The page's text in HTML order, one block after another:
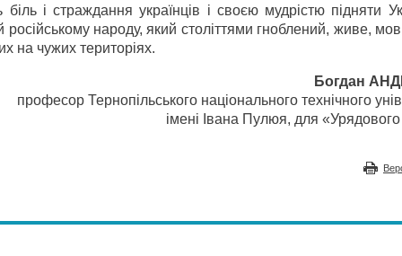
і страждання українців і своєю мудрістю підняти
народу, який століттями гноблений, живе,
на чужих територіях.
Богдан
професор Тернопільського національного технічного
імені Івана Пулюя, для «Урядового